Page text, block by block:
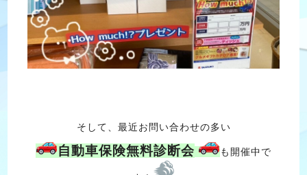
そして、最近お問い合わせの多い
自動車保険無料診断会 も開催中で